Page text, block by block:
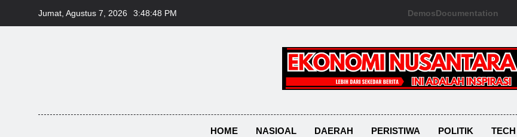
Jumat, Agustus 7, 2026 3:48:48 PM DemosDocumentation
Ekonomi Nusantara
HOME NASIOAL DAERAH PERISTIWA POLITIK TECH